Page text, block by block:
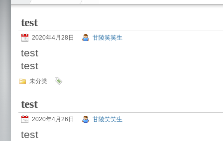
test
2020年4月28日 甘陵笑笑生
test
test
未分类
test
2020年4月26日 甘陵笑笑生
test